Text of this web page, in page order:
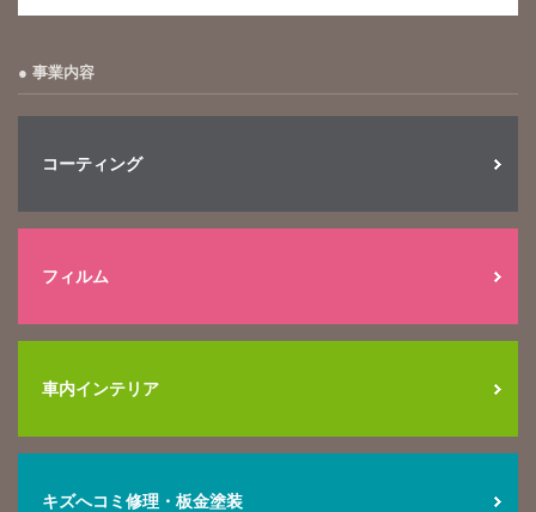
事業内容
コーティング
フィルム
車内インテリア
キズへコミ修理・板金塗装